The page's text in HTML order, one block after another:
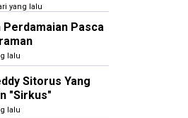
yang lalu
Pasca
lalu
Sitorus Yang
"Sirkus"
lalu